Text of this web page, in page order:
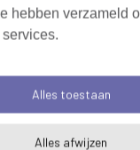
hebben verzameld
Alles toestaan
Alles afwijzen
Cookieverklaring
postadres